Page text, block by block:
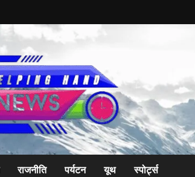
राजनीति पर्यटन यूथ स्पोर्ट्स